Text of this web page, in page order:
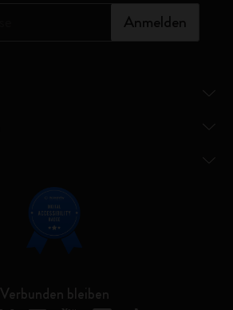
Anmelden
Verbunden bleiben